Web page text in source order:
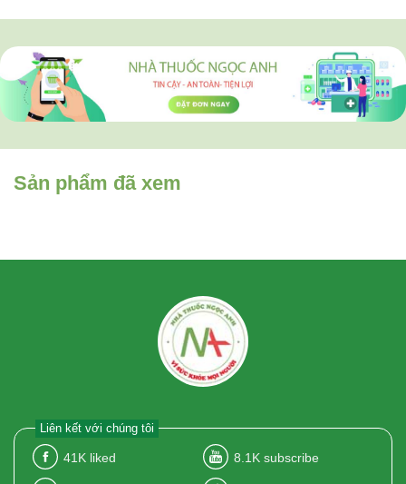
Sản phẩm đã xem
Liên kết với chúng tôi
41K liked 8.1K subscribe